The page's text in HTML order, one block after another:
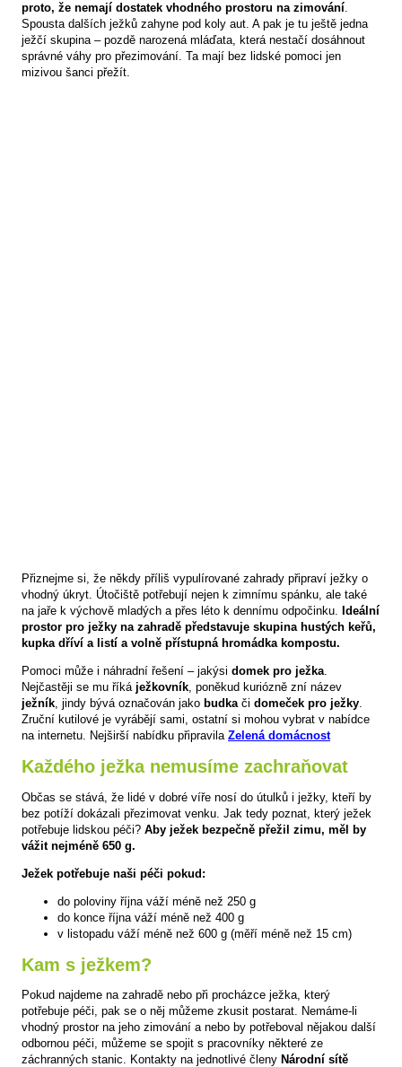
proto, že nemají dostatek vhodného prostoru na zimování.
Spousta dalších ježků zahyne pod koly aut. A pak je tu ještě jedna
ježčí skupina – pozdě narozená mláďata, která nestačí dosáhnout
správné váhy pro přezimování. Ta mají bez lidské pomoci jen
mizivou šanci přežít.
Přiznejme si, že někdy příliš vypulírované zahrady připraví ježky o
vhodný úkryt. Útočiště potřebují nejen k zimnímu spánku, ale také
na jaře k výchově mladých a přes léto k dennímu odpočinku. Ideální
prostor pro ježky na zahradě představuje skupina hustých keřů,
kupka dříví a listí a volně přístupná hromádka kompostu.
Pomoci může i náhradní řešení – jakýsi domek pro ježka.
Nejčastěji se mu říká ježkovník, poněkud kuriózně zní název
ježník, jindy bývá označován jako budkači domeček pro ježky.
Zruční kutilové je vyrábějí sami, ostatní si mohou vybrat v nabídce
na internetu. Nejširší nabídku připravila Zelená domácnost
Každého ježka nemusíme zachraňovat
Občas se stává, že lidé v dobré víře nosí do útulků i ježky, kteří by
bez potíží dokázali přezimovat venku. Jak tedy poznat, který ježek
potřebuje lidskou péči? Aby ježek bezpečně přežil zimu, měl by
vážit nejméně 650 g.
Ježek potřebuje naši péči pokud:
do poloviny října váží méně než 250 g
do konce října váží méně než 400 g
v listopadu váží méně než 600 g (měří méně než 15 cm)
Kam s ježkem?
Pokud najdeme na zahradě nebo při procházce ježka, který
potřebuje péči, pak se o něj můžeme zkusit postarat. Nemáme-li
vhodný prostor na jeho zimování a nebo by potřeboval nějakou další
odbornou péči, můžeme se spojit s pracovníky některé ze
záchranných stanic. Kontakty na jednotlivé členy Národní sítě